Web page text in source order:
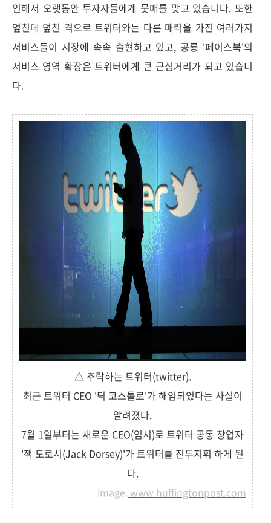
인해서 오랫동안 투자자들에게 뭇매를 맞고 있습니다. 또한
엎친데 덮친 격으로 트위터와는 다른 매력을 가진 여러가지
서비스들이 시장에 속속 출현하고 있고, 공룡 '페이스북'의
서비스 영역 확장은 트위터에게 큰 근심거리가 되고 있습니
다.
△ 추락하는 트위터(twitter).
최근 트위터 CEO '딕 코스톨로'가 해임되었다는 사실이
알려졌다.
7월 1일부터는 새로운 CEO(임시)로 트위터 공동 창업자
'잭 도로시(Jack Dorsey)'가 트위터를 진두지휘 하게 된
다.
image. www.huffingtonpost.com